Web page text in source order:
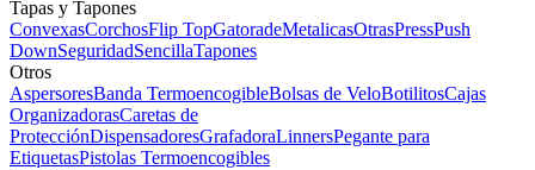
Tapas y Tapones
ConvexasCorchosFlip TopGatoradeMetalicasOtrasPressPush
DownSeguridadSencillaTapones
Otros
AspersoresBanda TermoencogibleBolsas de VeloBotilitosCajas
OrganizadorasCaretas de
ProtecciónDispensadoresGrafadoraLinnersPegante para
EtiquetasPistolas Termoencogibles